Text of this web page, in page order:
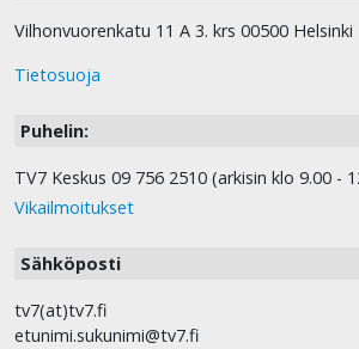
Vilhonvuorenkatu 11 A 3. krs 00500 Helsinki
Tietosuoja
Puhelin:
TV7 Keskus 09 756 2510 (arkisin klo 9.00 -
Vikailmoitukset
Sähköposti
tv7(at)tv7.fi
etunimi.sukunimi@tv7.fi